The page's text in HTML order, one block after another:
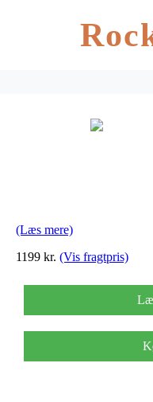
(Læs mere)
1199 kr. (Vis fragtpris)